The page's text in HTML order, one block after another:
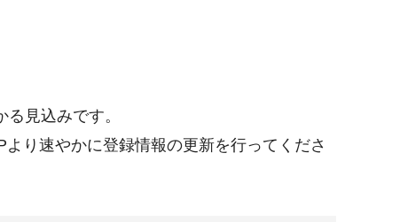
見込みです。
り速やかに登録情報の更新を行ってくださ